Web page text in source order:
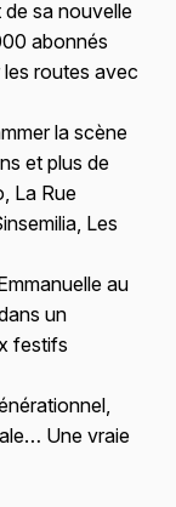
de sa nouvelle
abonnés
routes avec
la scène
et plus de
La Rue
Les
au
un
festifs
Une vraie